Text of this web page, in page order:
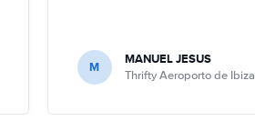
M MANUEL JESUS
Thrifty Aeroporto de Ibiza